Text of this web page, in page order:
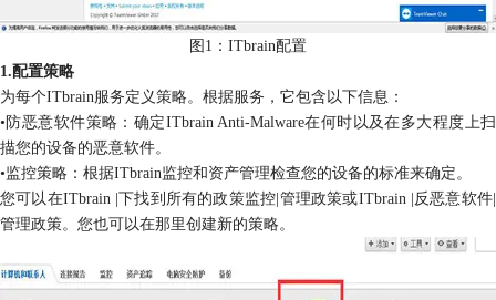
图1：ITbrain配置
1.配置策略
为每个ITbrain服务定义策略。根据服务，它包含以下信息：
•防恶意软件策略：确定ITbrain Anti-Malware在何时以及在多大程度上扫
描您的设备的恶意软件。
•监控策略：根据ITbrain监控和资产管理检查您的设备的标准来确定。
您可以在ITbrain |下找到所有的政策监控|管理政策或ITbrain |反恶意软件|
管理政策。您也可以在那里创建新的策略。